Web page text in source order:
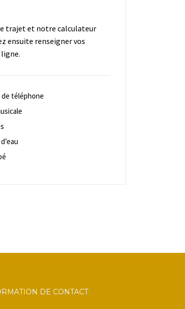
trajet et notre calculateur
ensuite renseigner vos
de téléphone
DE CONTACT